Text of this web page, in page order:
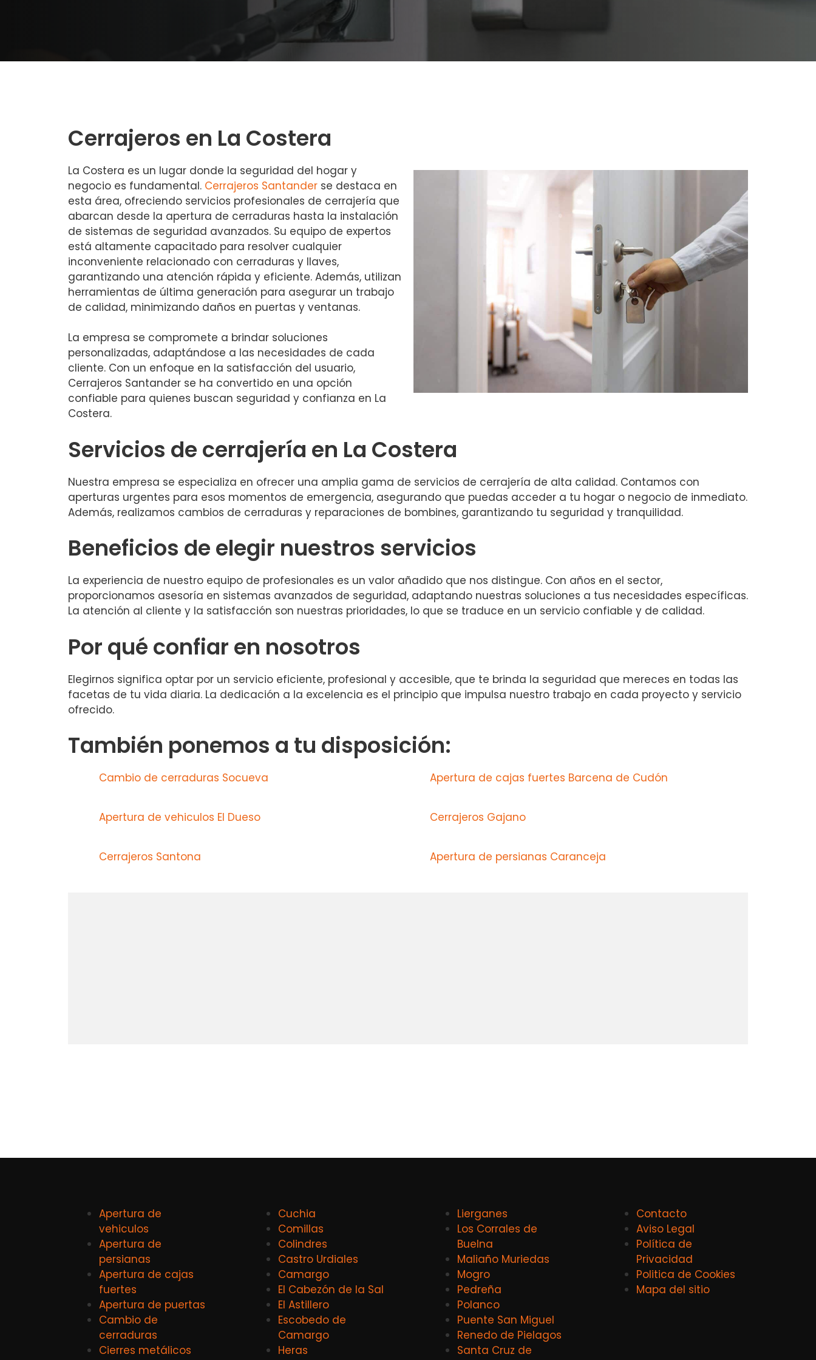
Cerrajeros en La Costera
La Costera es un lugar donde la seguridad del hogar y
negocio es fundamental. Cerrajeros Santander se destaca en
esta área, ofreciendo servicios profesionales de cerrajería que
abarcan desde la apertura de cerraduras hasta la instalación
de sistemas de seguridad avanzados. Su equipo de expertos
está altamente capacitado para resolver cualquier
inconveniente relacionado con cerraduras y llaves,
garantizando una atención rápida y eficiente. Además, utilizan
herramientas de última generación para asegurar un trabajo
de calidad, minimizando daños en puertas y ventanas.
La empresa se compromete a brindar soluciones
personalizadas, adaptándose a las necesidades de cada
cliente. Con un enfoque en la satisfacción del usuario,
Cerrajeros Santander se ha convertido en una opción
confiable para quienes buscan seguridad y confianza en La
Costera.
Servicios de cerrajería en La Costera
Nuestra empresa se especializa en ofrecer una amplia gama de servicios de cerrajería de alta calidad. Contamos con
aperturas urgentes para esos momentos de emergencia, asegurando que puedas acceder a tu hogar o negocio de inmediato.
Además, realizamos cambios de cerraduras y reparaciones de bombines, garantizando tu seguridad y tranquilidad.
Beneficios de elegir nuestros servicios
La experiencia de nuestro equipo de profesionales es un valor añadido que nos distingue. Con años en el sector,
proporcionamos asesoría en sistemas avanzados de seguridad, adaptando nuestras soluciones a tus necesidades específicas.
La atención al cliente y la satisfacción son nuestras prioridades, lo que se traduce en un servicio confiable y de calidad.
Por qué confiar en nosotros
Elegirnos significa optar por un servicio eficiente, profesional y accesible, que te brinda la seguridad que mereces en todas las
facetas de tu vida diaria. La dedicación a la excelencia es el principio que impulsa nuestro trabajo en cada proyecto y servicio
ofrecido.
También ponemos a tu disposición:
Cambio de cerraduras Socueva Apertura de cajas fuertes Barcena de Cudón
Apertura de vehiculos El Dueso Cerrajeros Gajano
Cerrajeros Santona Apertura de persianas Caranceja
Apertura de
vehiculos
Apertura de
persianas
Apertura de cajas
fuertes
Apertura de puertas
Cambio de
cerraduras
Cierres metálicos
Cuchia
Comillas
Colindres
Castro Urdiales
Camargo
El Cabezón de la Sal
El Astillero
Escobedo de
Camargo
Heras
Lierganes
Los Corrales de
Buelna
Maliaño Muriedas
Mogro
Pedreña
Polanco
Puente San Miguel
Renedo de Pielagos
Santa Cruz de
Contacto
Aviso Legal
Política de
Privacidad
Politica de Cookies
Mapa del sitio